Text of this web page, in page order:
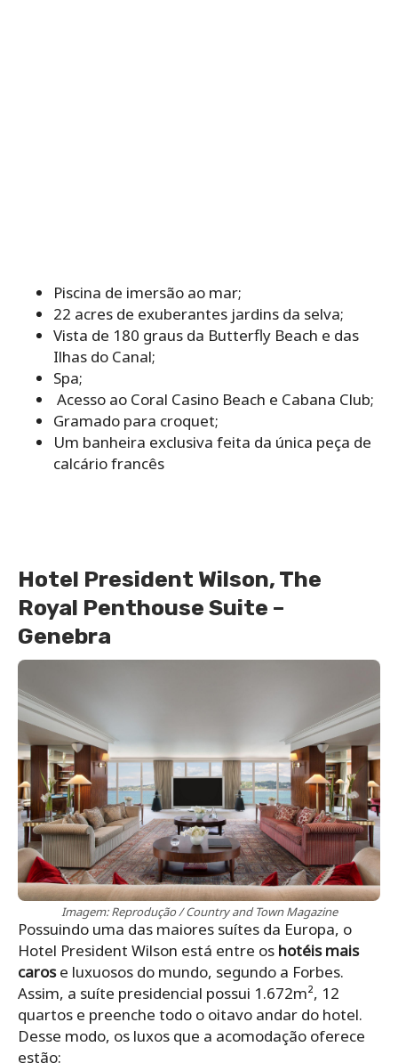
Piscina de imersão ao mar;
22 acres de exuberantes jardins da selva;
Vista de 180 graus da Butterfly Beach e das
Ilhas do Canal;
Spa;
Acesso ao Coral Casino Beach e Cabana Club;
Gramado para croquet;
Um banheira exclusiva feita da única peça de
calcário francês
Hotel President Wilson, The
Royal Penthouse Suite –
Genebra
Imagem: Reprodução / Country and Town Magazine
Possuindo uma das maiores suítes da Europa, o
Hotel President Wilson está entre os hotéis mais
carose luxuosos do mundo, segundo a Forbes.
Assim, a suíte presidencial possui 1.672m², 12
quartos e preenche todo o oitavo andar do hotel.
Desse modo, os luxos que a acomodação oferece
estão: